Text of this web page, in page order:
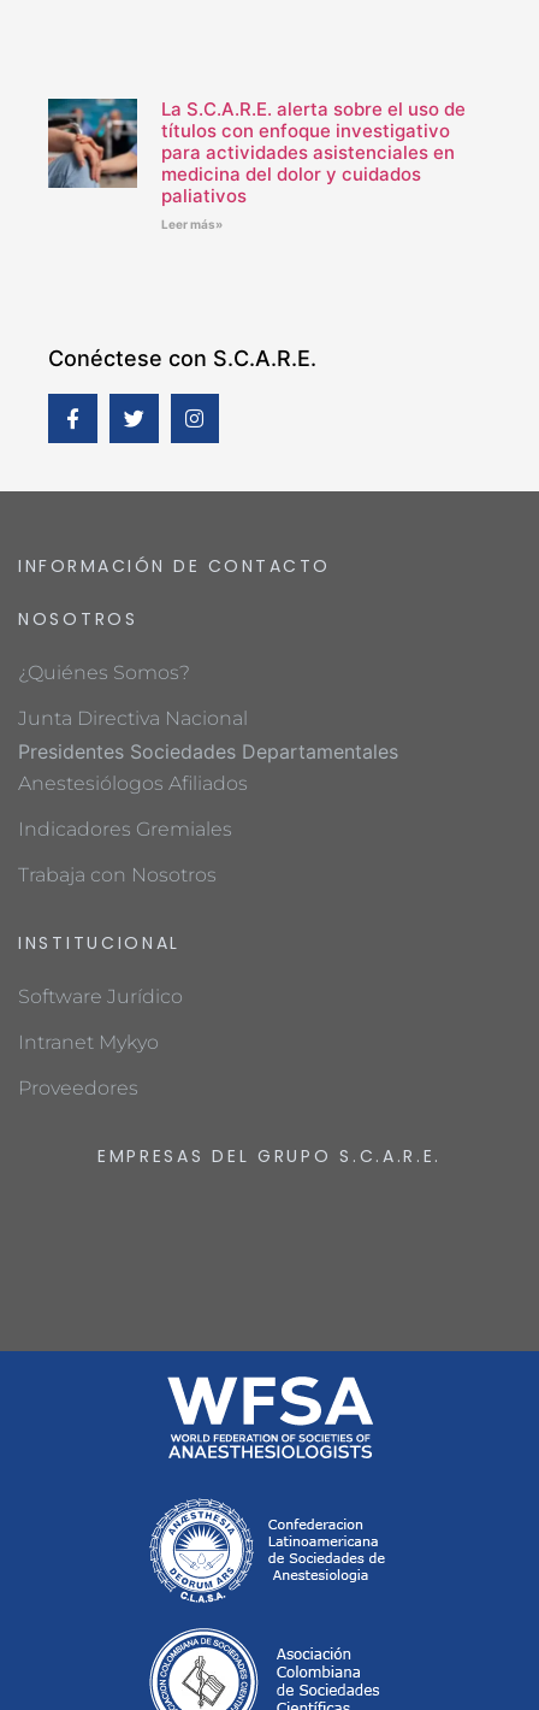
La S.C.A.R.E. alerta sobre el uso de
títulos con enfoque investigativo
para actividades asistenciales en
medicina del dolor y cuidados
paliativos
Leer más»
Conéctese con S.C.A.R.E.
INFORMACIÓN DE CONTACTO
NOSOTROS
¿Quiénes Somos?
Junta Directiva Nacional
Presidentes Sociedades Departamentales
Anestesiólogos Afiliados
Indicadores Gremiales
Trabaja con Nosotros
INSTITUCIONAL
Software Jurídico
Intranet Mykyo
Proveedores
EMPRESAS DEL GRUPO S.C.A.R.E.